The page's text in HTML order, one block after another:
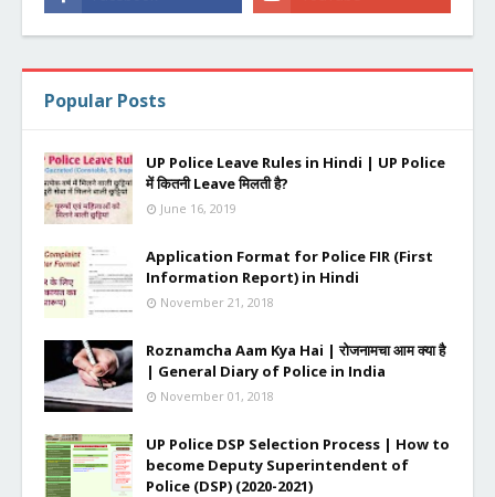
Popular Posts
UP Police Leave Rules in Hindi | UP Police
में कितनी Leave मिलती है?
June 16, 2019
Application Format for Police FIR (First
Information Report) in Hindi
November 21, 2018
Roznamcha Aam Kya Hai | रोजनामचा आम क्या है
| General Diary of Police in India
November 01, 2018
UP Police DSP Selection Process | How to
become Deputy Superintendent of
Police (DSP) (2020-2021)